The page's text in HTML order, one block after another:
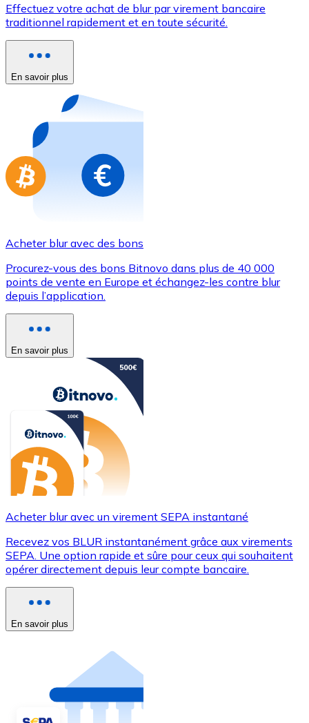
Utilisez les cartes Visa et Mastercard pour acheter
Acheter avec carte
Nouveau
Achetez des cartes-cadeaux de vos marques
Aller à la boutique de cartes-cadeaux
Effectuez votre achat de blur par virement bancaire
traditionnel rapidement et en toute sécurité.
En savoir plus
Acheter blur avec des bons
Procurez-vous des bons Bitnovo dans plus de 40 000
points de vente en Europe et échangez-les contre blur
depuis l’application.
En savoir plus
Acheter blur avec un virement SEPA instantané
Recevez vos BLUR instantanément grâce aux virements
SEPA. Une option rapide et sûre pour ceux qui souhaitent
opérer directement depuis leur compte bancaire.
En savoir plus